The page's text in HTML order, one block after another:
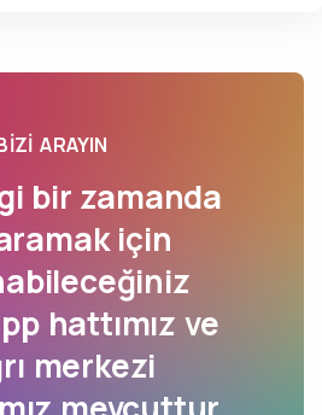
ARAYIN
bir zamanda
için
hattımız ve
merkezi